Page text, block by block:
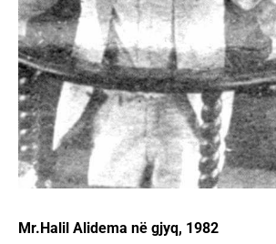
Mr.Halil Alidema në gjyq, 1982